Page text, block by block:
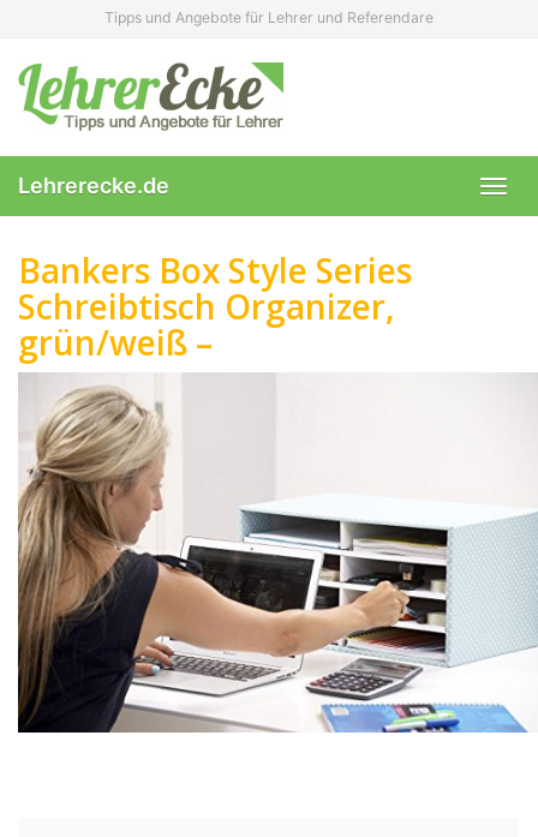
content
Tipps und Angebote für Lehrer und Referendare
Lehrerecke.de
Bankers Box Style Series
Schreibtisch Organizer,
grün/weiß –